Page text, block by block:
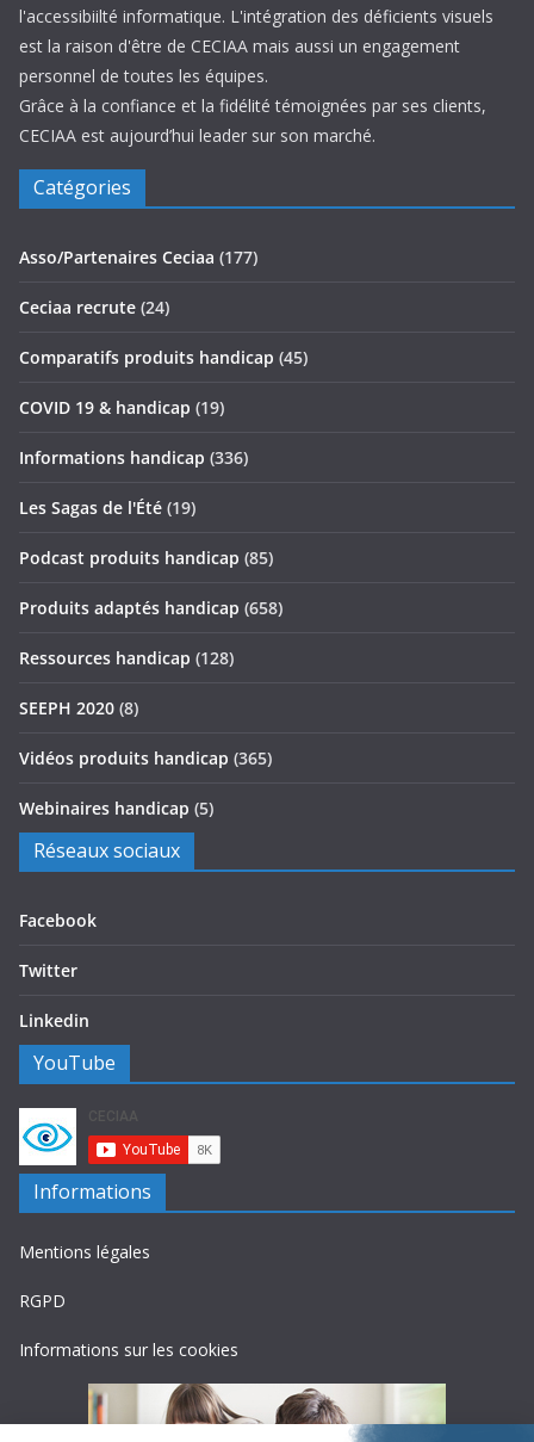
l'accessibiilté informatique. L'intégration des déficients visuels
est la raison d'être de CECIAA mais aussi un engagement
personnel de toutes les équipes.
Grâce à la confiance et la fidélité témoignées par ses clients,
CECIAA est aujourd’hui leader sur son marché.
Catégories
Asso/Partenaires Ceciaa (177)
Ceciaa recrute (24)
Comparatifs produits handicap (45)
COVID 19 & handicap (19)
Informations handicap (336)
Les Sagas de l'Été (19)
Podcast produits handicap (85)
Produits adaptés handicap (658)
Ressources handicap (128)
SEEPH 2020 (8)
Vidéos produits handicap (365)
Webinaires handicap (5)
Réseaux sociaux
Facebook
Twitter
Linkedin
YouTube
Informations
Mentions légales
RGPD
Informations sur les cookies